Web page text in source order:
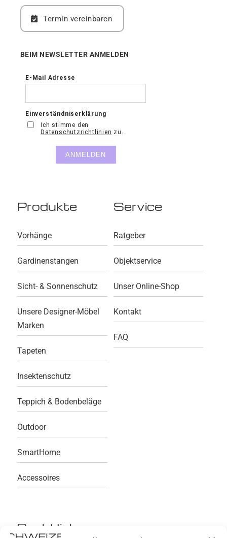
Termin vereinbaren
BEIM NEWSLETTER ANMELDEN
Produkte
Vorhänge
Gardinenstangen
Sicht- & Sonnenschutz
Unsere Designer-Möbel
Marken
Tapeten
Insektenschutz
Teppich & Bodenbeläge
Outdoor
SmartHome
Accessoires
Service
Ratgeber
Objektservice
Unser Online-Shop
Kontakt
FAQ
Rechtliches